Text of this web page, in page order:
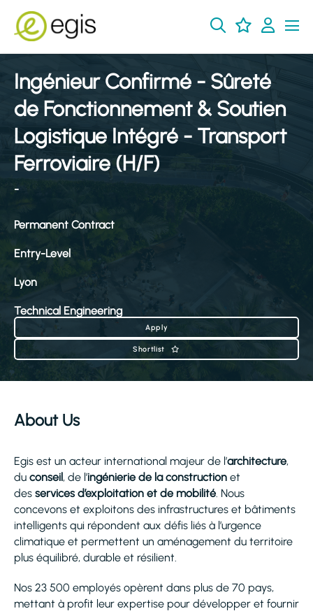
Ingénieur Confirmé - Sûreté
de Fonctionnement & Soutien
Logistique Intégré - Transport
Ferroviaire (H/F)
-
Permanent Contract
Entry-Level
Lyon
Technical Engineering
Apply
Shortlist
About Us
Egis est un acteur international majeur de l’architecture,
du conseil, de l’ingénierie de la construction et
des services d’exploitation et de mobilité. Nous
concevons et exploitons des infrastructures et bâtiments
intelligents qui répondent aux défis liés à l’urgence
climatique et permettent un aménagement du territoire
plus équilibré, durable et résilient.
Nos 23 500 employés opèrent dans plus de 70 pays,
mettant à profit leur expertise pour développer et fournir